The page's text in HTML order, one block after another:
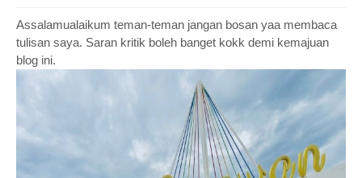
Assalamualaikum teman-teman jangan bosan yaa membaca
tulisan saya. Saran kritik boleh banget kokk demi kemajuan
blog ini.